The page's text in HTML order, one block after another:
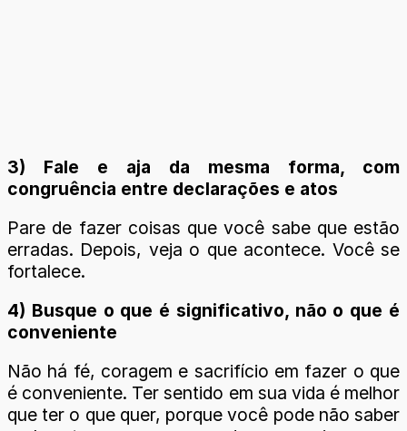
3) Fale e aja da mesma forma, com
congruência entre declarações e atos
Pare de fazer coisas que você sabe que estão
erradas. Depois, veja o que acontece. Você se
fortalece.
4) Busque o que é significativo, não o que é
conveniente
Não há fé, coragem e sacrifício em fazer o que
é conveniente. Ter sentido em sua vida é melhor
que ter o que quer, porque você pode não saber